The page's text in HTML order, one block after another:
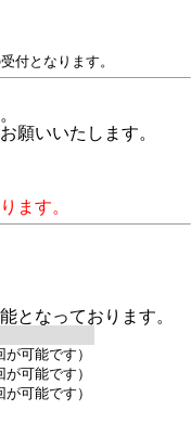
付となります。
願いいたします。
ます。
となっております。
が可能です）
が可能です）
が可能です）